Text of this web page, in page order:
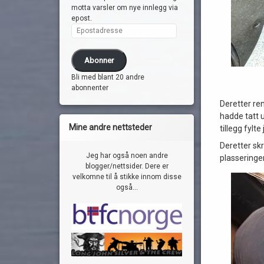
Deretter
hadde tatt
tillegg fylte
Deretter
motta varsler om nye innlegg via
epost.
Epostadresse
Abonner
Bli med blant 20 andre
abonnenter
Mine andre nettsteder
Jeg har også noen andre
blogger/nettsider. Dere er
velkomne til å stikke innom disse
også...